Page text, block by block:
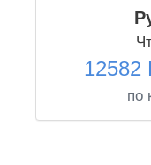
12582
по